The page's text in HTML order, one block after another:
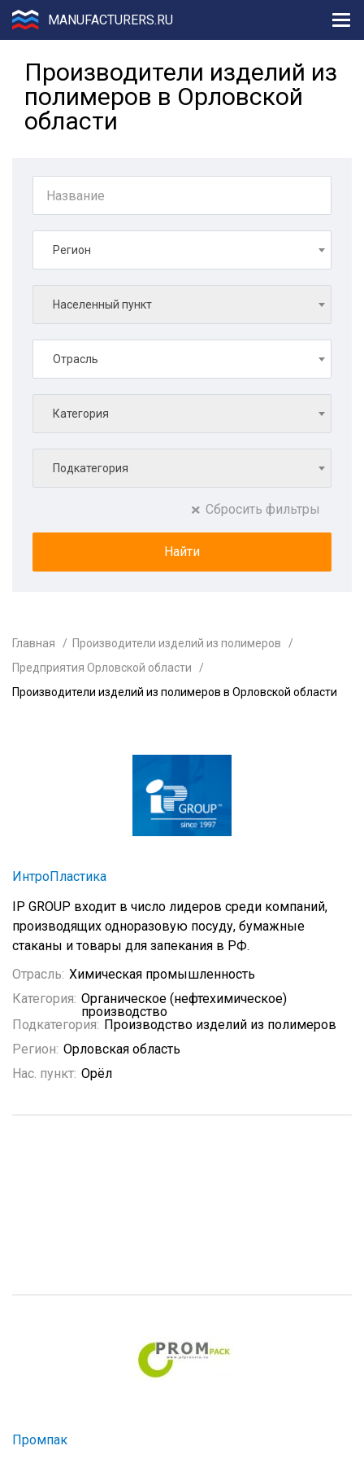
MANUFACTURERS.RU
Производители изделий из
полимеров в Орловской
области
Регион
Населенный пункт
Отрасль
Категория
Подкатегория
Сбросить фильтры
Главная
Производители изделий из полимеров
Предприятия Орловской области
Производители изделий из полимеров в Орловской области
ИнтроПластика
IP GROUP входит в число лидеров среди компаний,
производящих одноразовую посуду, бумажные
стаканы и товары для запекания в РФ.
Отрасль: Химическая промышленность
Категория: Органическое (нефтехимическое)
производство
Подкатегория: Производство изделий из полимеров
Регион: Орловская область
Нас. пункт: Орёл
Промпак